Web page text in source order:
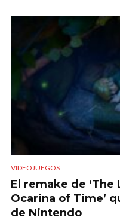
VIDEOJUEGOS
El remake de
Ocarina of Time’
de Nintendo